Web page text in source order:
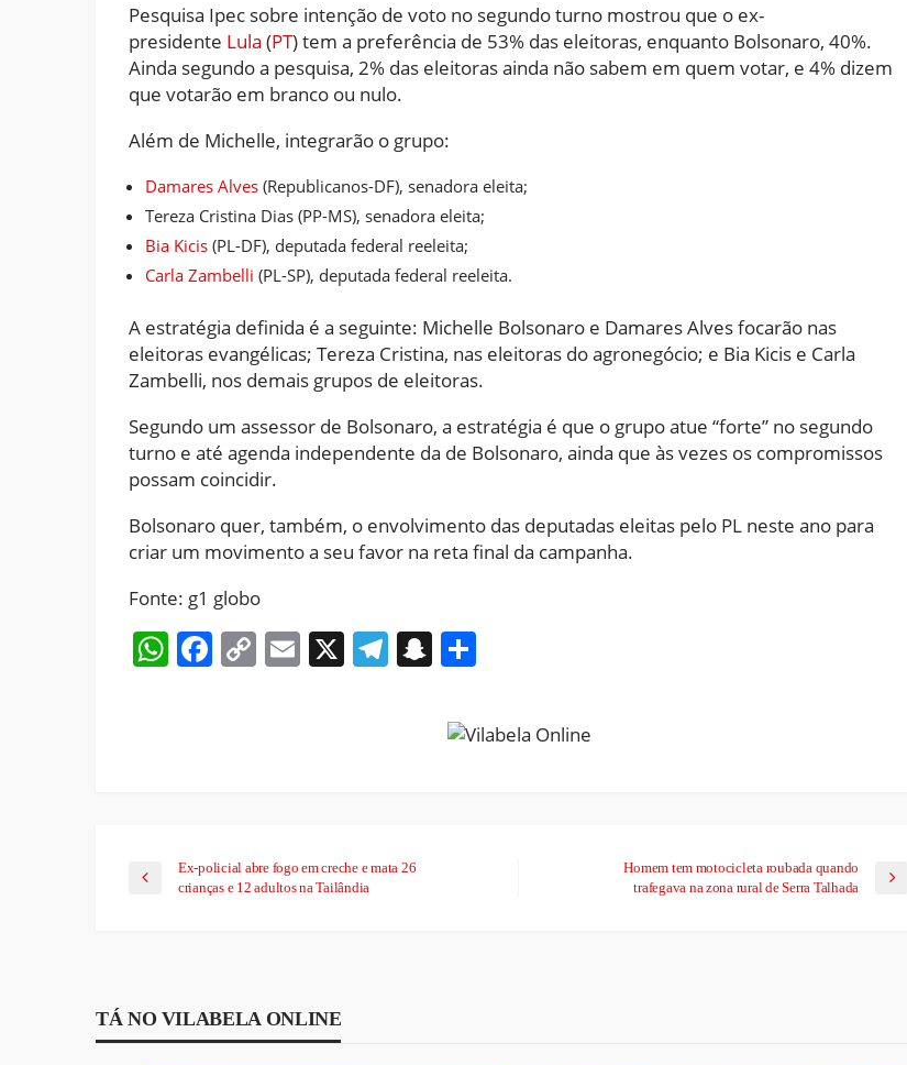
Pesquisa Ipec sobre intenção de voto no segundo turno mostrou que o ex-
presidente Lula (PT) tem a preferência de 53% das eleitoras, enquanto Bolsonaro, 40%.
Ainda segundo a pesquisa, 2% das eleitoras ainda não sabem em quem votar, e 4% dizem
que votarão em branco ou nulo.
Além de Michelle, integrarão o grupo:
Damares Alves (Republicanos-DF), senadora eleita;
Tereza Cristina Dias (PP-MS), senadora eleita;
Bia Kicis (PL-DF), deputada federal reeleita;
Carla Zambelli (PL-SP), deputada federal reeleita.
A estratégia definida é a seguinte: Michelle Bolsonaro e Damares Alves focarão nas
eleitoras evangélicas; Tereza Cristina, nas eleitoras do agronegócio; e Bia Kicis e Carla
Zambelli, nos demais grupos de eleitoras.
Segundo um assessor de Bolsonaro, a estratégia é que o grupo atue “forte” no segundo
turno e até agenda independente da de Bolsonaro, ainda que às vezes os compromissos
possam coincidir.
Bolsonaro quer, também, o envolvimento das deputadas eleitas pelo PL neste ano para
criar um movimento a seu favor na reta final da campanha.
Fonte: g1 globo
WhatsApp
Facebook
CopyEmail
X Telegram
Snapchat
Ex-policial abre fogo em creche e mata 26
crianças e 12 adultos na Tailândia
Homem tem motocicleta roubada quando
trafegava na zona rural de Serra Talhada
TÁ NO VILABELA ONLINE